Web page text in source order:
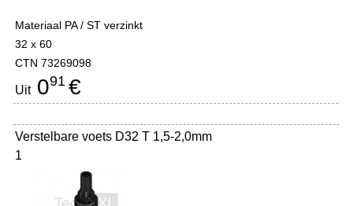
Materiaal PA / ST verzinkt
32 x 60
CTN 73269098
Uit091 €
Verstelbare voets D32 T 1,5-2,0mm
1